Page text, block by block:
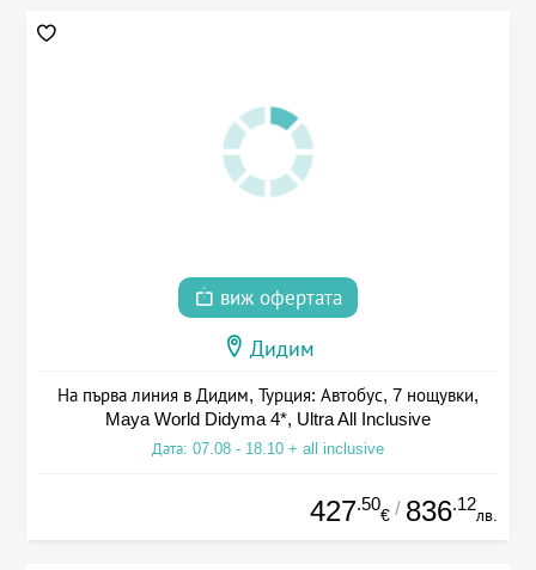
виж офертата
Дидим
На първа линия в Дидим, Турция: Автобус, 7 нощувки,
Maya World Didyma 4*, Ultra All Inclusive
Дата: 07.08 - 18.10 + all inclusive
427.50
€ / 836.12
лв.